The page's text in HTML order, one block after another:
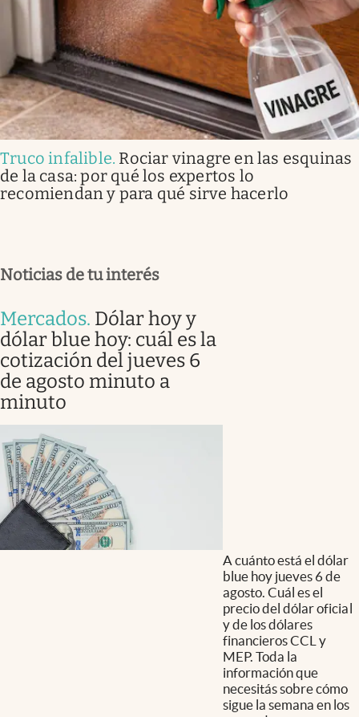
Truco infalible. Rociar vinagre en las esquinas
de la casa: por qué los expertos lo
recomiendan y para qué sirve hacerlo
Noticias de tu interés
Mercados. Dólar hoy y
dólar blue hoy: cuál es la
cotización del jueves 6
de agosto minuto a
minuto
A cuánto está el dólar
blue hoy jueves 6 de
agosto. Cuál es el
precio del dólar oficial
y de los dólares
financieros CCL y
MEP. Toda la
información que
necesitás sobre cómo
sigue la semana en los